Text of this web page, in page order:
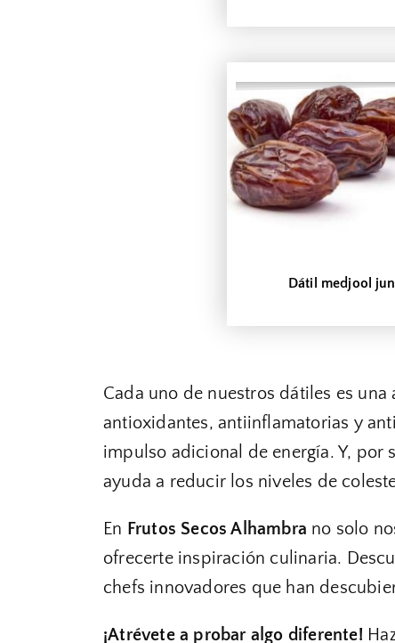
Dátil medjool
Cada uno de nuestros dátiles es
antioxidantes, antiinflamatorias y
impulso adicional de energía. Y, por
ayuda a reducir los niveles de
En Frutos Secos Alhambra no solo
ofrecerte inspiración culinaria.
chefs innovadores que han
¡Atrévete a probar algo diferente!